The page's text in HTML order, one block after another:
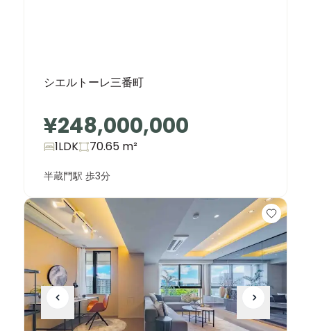
シエルトーレ三番町
¥248,000,000
1LDK 70.65 m²
半蔵門駅 歩3分